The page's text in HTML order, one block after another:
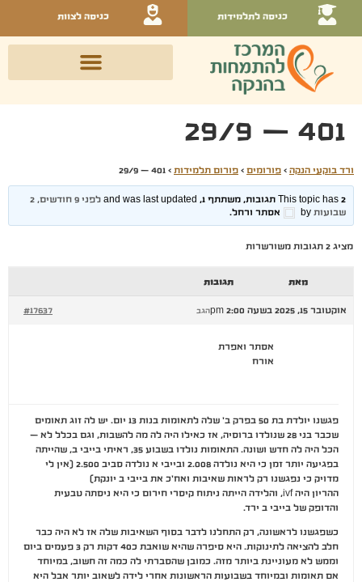
כניסה לתלמידות כניסה לצוות
401 – 29/9
ורד בוקעי הנקה › פורומים › פורום תלמידות ›
401 – 29/9
This topic has 2 תגובות, משתתף 1, and was last updated
לפני 9 חודשים, 2
שבועות by אסתר ורחל.
מציג 2 תגובות משורשרות
מאת תגובות
אוקטובר 15, 2025 בשעה 2:00 pm #17637 הגב
אסתר ואפרת
אורח
פגשנו יולדת בת 50 בפרק ב' שלה לתאומות בנות 13 יום. יש לה זוג תאומים
שכבר בני 28 שנולדו ברוסיה, אז כאילו היה לה מה להשבות, וגם בכלל לא –
הכל היה לה חדש ושונה. התאומות נולדו בשבוע 35, ראיתי בייבי ב, שהייתה
בפגיעה יותר זמן כי היא נולדה 2.008 ובייבי א נולדה סביב 2.500 (אין לי
מדויק כי נפגשנו רק לראות שאיבות ואח'כ את בייבי ב יונקת)
ההריון היה ivf, והלידה הייתה ניתוח קיסרי חירום כי היא ניסתה טבעית
והדופק של בייבי ב ירד.
כשפגשנו לראשונה, רק התחלנו לדבר בסוף השאיבות שלה אז לא היה כבר
חלב להציאה לתינוקות. היא סיפרה שהיא שואבת כ40 דקות רק 3 פעמים ביום
וממש לא מעוניינת ביותר מזה. כמובן שהסברתי לה כמה זה חשוב, במיוחד
אם תאומות ובמיוחד בשבועות הראשונות אחרי לידה לשאוב יותר אבל היא